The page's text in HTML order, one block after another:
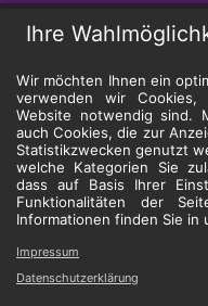
Ihre
Wir möchten Ihnen ein
verwenden wir
Website notwendig sind.
auch Cookies, die zur
Statistikzwecken genutzt
welche Kategorien Sie
dass auf Basis Ihrer
Funktionalitäten der
Informationen finden Sie in
Impressum
Datenschutzerklärung